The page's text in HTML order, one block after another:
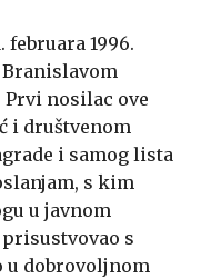
februara 1996.
Prvi nosilac ove
i društvenom
i samog lista
s kim
u javnom
s
u dobrovoljnom